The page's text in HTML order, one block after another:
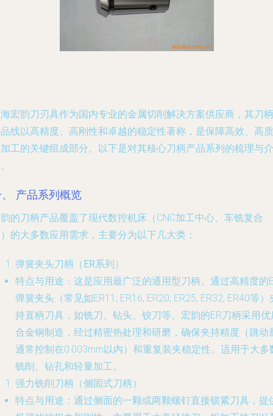
宏韵刀刃具作为国内专业的金属切削解决方案供应商，其刀柄
线以高精度、高刚性和卓越的稳定性著称，是保障高效、高质
工的关键组成部分。以下是对其核心刀柄产品系列的梳理与介
产品系列概览
的刀柄产品覆盖了现代数控机床（CNC加工中心、车铣复合
的大多数应用需求，主要分为以下几大类：
弹簧夹头刀柄（ER系列）
特点与用途 ：这是应用最广泛的通用型刀柄。通过高精度的
弹簧夹头（常见如ER11, ER16, ER20, ER25, ER32, ER40等）
持直柄刀具，如铣刀、钻头、铰刀等。宏韵的ER刀柄采用优
合金钢制造，经过精密热处理和研磨，确保夹持精度（跳动
通常控制在0.003mm以内）和重复装夹稳定性。适用于大多
铣削、钻孔和轻量加工。
强力铣削刀柄（侧固式刀柄）
特点与用途 ：通过侧面的一颗或两颗螺钉直接锁紧刀具，提